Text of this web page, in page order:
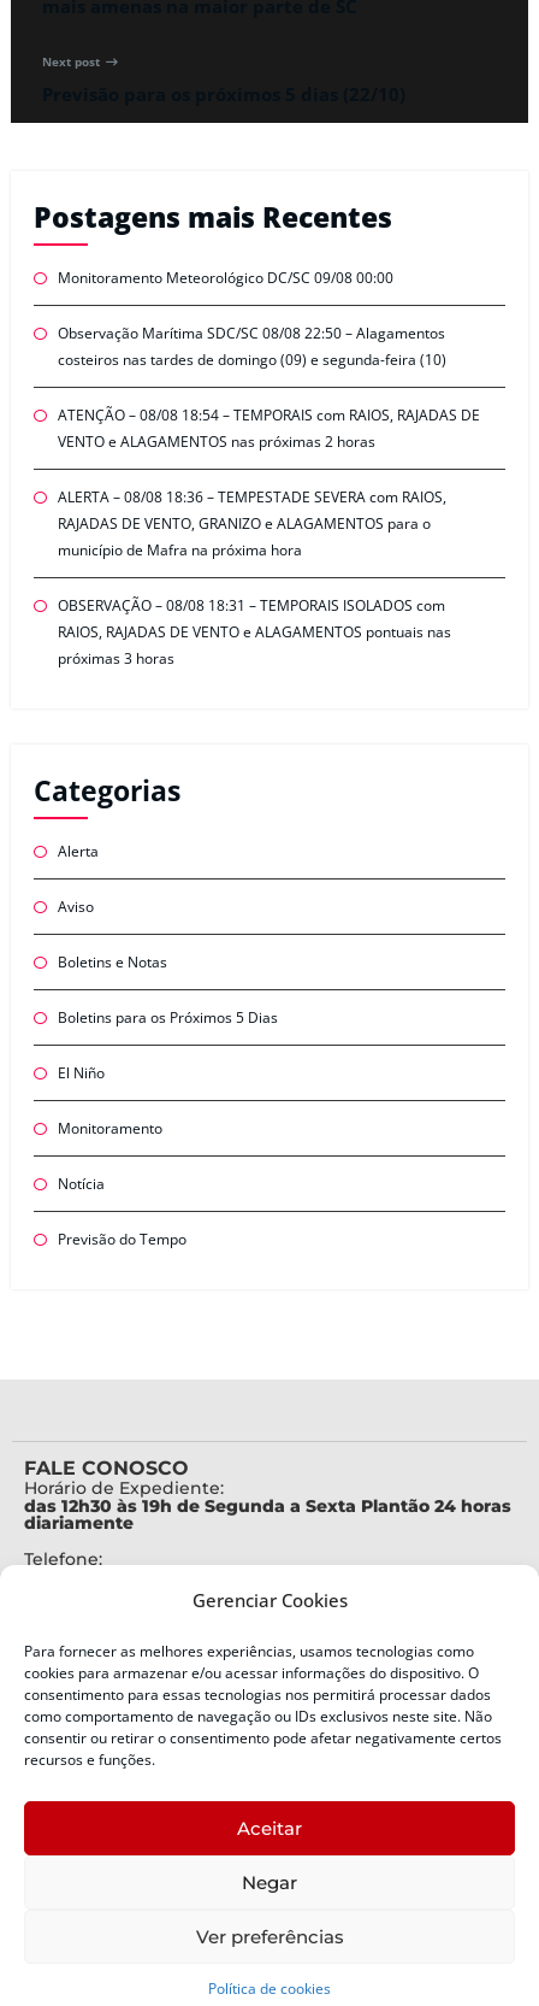
Gerenciar Cookies
Para fornecer as melhores experiências, usamos tecnologias como
cookies para armazenar e/ou acessar informações do dispositivo. O
consentimento para essas tecnologias nos permitirá processar dados
como comportamento de navegação ou IDs exclusivos neste site. Não
consentir ou retirar o consentimento pode afetar negativamente certos
recursos e funções.
Aceitar
Negar
Ver preferências
Política de cookies
Next post
Postagens mais Recentes
Monitoramento Meteorológico DC/SC 09/08 00:00
Observação Marítima SDC/SC 08/08 22:50 – Alagamentos
costeiros nas tardes de domingo (09) e segunda-feira (10)
ATENÇÃO – 08/08 18:54 – TEMPORAIS com RAIOS, RAJADAS DE
VENTO e ALAGAMENTOS nas próximas 2 horas
ALERTA – 08/08 18:36 – TEMPESTADE SEVERA com RAIOS,
RAJADAS DE VENTO, GRANIZO e ALAGAMENTOS para o
município de Mafra na próxima hora
OBSERVAÇÃO – 08/08 18:31 – TEMPORAIS ISOLADOS com
RAIOS, RAJADAS DE VENTO e ALAGAMENTOS pontuais nas
próximas 3 horas
Categorias
Alerta
Aviso
Boletins e Notas
Boletins para os Próximos 5 Dias
El Niño
Monitoramento
Notícia
Previsão do Tempo
FALE CONOSCO
Horário de Expediente:
das 12h30 às 19h de Segunda a Sexta Plantão 24 horas
diariamente
Telefone:
Alertas Defesa Civil:
SMS 40199
ENDEREÇO
Defesa Civil do Estado de Santa Catarina
Bairro:
Capoeiras, Florianópolis, SC
Política de Privacidade